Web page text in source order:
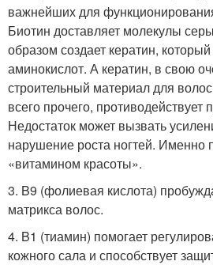
важнейших для
Биотин доставляет молекулы
образом создает кератин,
аминокислот. А кератин, в свою
строительный материал для
всего прочего, противодействует
Недостаток может вызвать
нарушение роста ногтей. Именно
«витамином красоты».
3. B9 (фолиевая кислота)
матрикса волос.
4. B1 (тиамин) помогает
кожного сала и способствует